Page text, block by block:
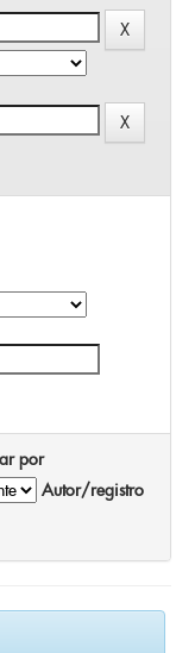
por
Autor/registro